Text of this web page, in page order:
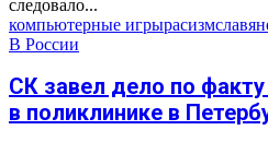
следовало...
компьютерные игрырасизм
В России
СК завел дело по факту
в поликлинике в